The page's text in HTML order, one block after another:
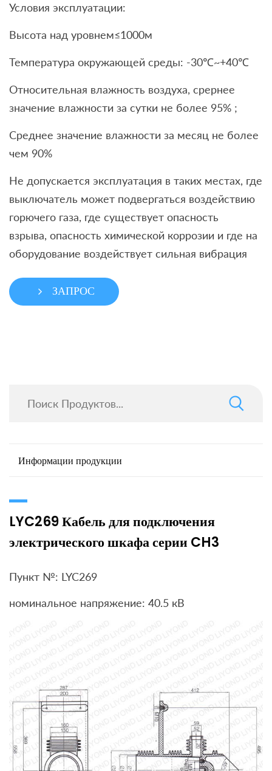
Условия эксплуатации:
Высота над уровнем≤1000м
Температура окружающей среды: -30℃~+40℃
Относительная влажность воздуха, срернее
значение влажности за сутки не более 95% ;
Среднее значение влажности за месяц не более
чем 90%
Не допускается эксплуатация в таких местах, где
выключатель может подвергаться воздействию
горючего газа, где существует опасность
взрыва, опасность химической коррозии и где на
оборудование воздействует сильная вибрация
ЗАПРОС
Информации продукции
LYC269 Кабель для подключения
электрического шкафа серии CH3
Пункт №: LYC269
номинальное напряжение: 40.5 кВ